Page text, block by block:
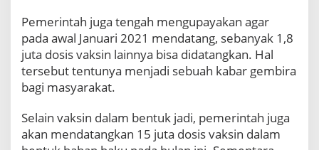
Pemerintah juga tengah mengupayakan agar
pada awal Januari 2021 mendatang, sebanyak 1,8
juta dosis vaksin lainnya bisa didatangkan. Hal
tersebut tentunya menjadi sebuah kabar gembira
bagi masyarakat.
Selain vaksin dalam bentuk jadi, pemerintah juga
akan mendatangkan 15 juta dosis vaksin dalam